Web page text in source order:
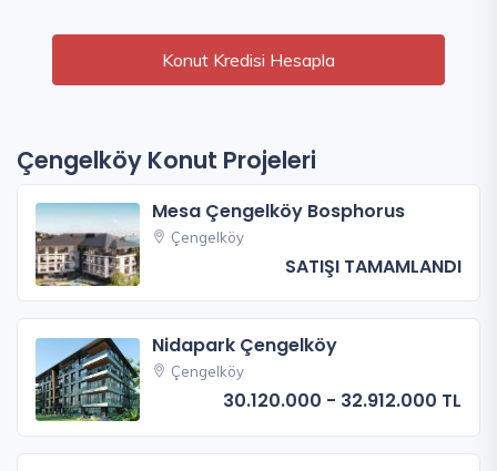
Konut Kredisi Hesapla
Çengelköy Konut Projeleri
Mesa Çengelköy Bosphorus
Çengelköy
SATIŞI TAMAMLANDI
Nidapark Çengelköy
Çengelköy
30.120.000 - 32.912.000 TL